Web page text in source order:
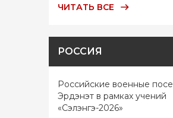
ЧИТАТЬ ВСЕ
РОССИЯ
Российские военные
Эрдэнэт в рамках учений
«Сэлэнгэ-2026»